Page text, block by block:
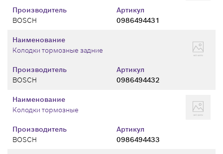
Производитель
BOSCH
Артикул
0986494431
Производитель
BOSCH
Артикул
0986494432
Наименование
Колодки тормозные задние
Производитель
BOSCH
Артикул
0986494433
Наименование
Колодки тормозные